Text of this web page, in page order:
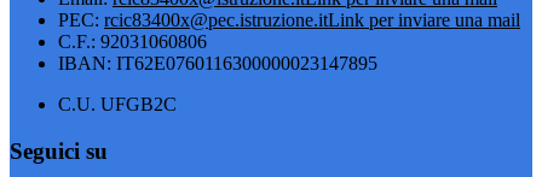
PEC: rcic83400x@pec.istruzione.itLink per inviare una mail
C.F.: 92031060806
IBAN: IT62E0760116300000023147895
C.U. UFGB2C
Seguici su